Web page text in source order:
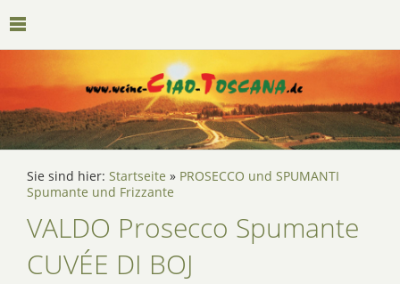
Sie sind hier: Startseite » PROSECCO und SPUMANTI
Spumante und Frizzante
VALDO Prosecco Spumante
CUVÉE DI BOJ